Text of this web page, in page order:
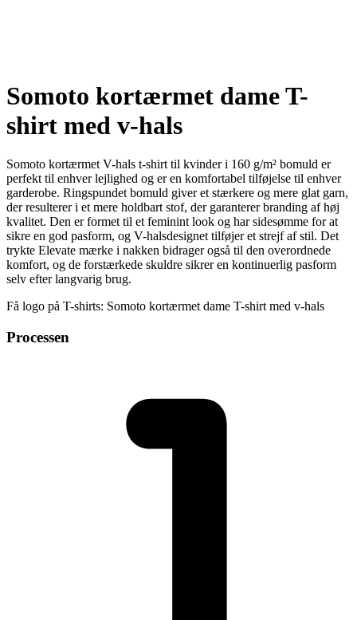
Somoto kortærmet dame T-
shirt med v-hals
Somoto kortærmet V-hals t-shirt til kvinder i 160 g/m² bomuld er
perfekt til enhver lejlighed og er en komfortabel tilføjelse til enhver
garderobe. Ringspundet bomuld giver et stærkere og mere glat garn,
der resulterer i et mere holdbart stof, der garanterer branding af høj
kvalitet. Den er formet til et feminint look og har sidesømme for at
sikre en god pasform, og V-halsdesignet tilføjer et strejf af stil. Det
trykte Elevate mærke i nakken bidrager også til den overordnede
komfort, og de forstærkede skuldre sikrer en kontinuerlig pasform
selv efter langvarig brug.
Få logo på T-shirts: Somoto kortærmet dame T-shirt med v-hals
Processen